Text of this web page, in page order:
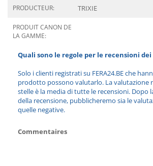
PRODUCTEUR: TRIXIE
PRODUIT CANON DE
LA GAMME:
Quali sono le regole per le recensioni
Solo i clienti registrati su FERA24.BE che
prodotto possono valutarlo. La valutazione
stelle è la media di tutte le recensioni. Dopo
della recensione, pubblicheremo sia le
quelle negative.
Commentaires